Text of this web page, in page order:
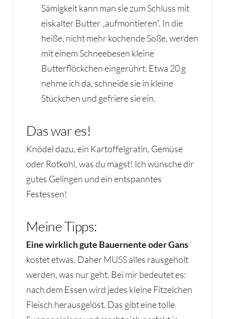
Sämigkeit kann man sie zum Schluss mit
eiskalter Butter „aufmontieren“. In die
heiße, nicht mehr kochende Soße, werden
mit einem Schneebesen kleine
Butterflöckchen eingerührt. Etwa 20 g
nehme ich da, schneide sie in kleine
Stückchen und gefriere sie ein.
Das war es!
Knödel dazu, ein Kartoffelgratin, Gemüse
oder Rotkohl, was du magst! Ich wünsche dir
gutes Gelingen und ein entspanntes
Festessen!
Meine Tipps:
Eine wirklich gute Bauernente oder Gans
kostet etwas. Daher MUSS alles rausgeholt
werden, was nur geht. Bei mir bedeutet es:
nach dem Essen wird jedes kleine Fitzelchen
Fleisch herausgelöst. Das gibt eine tolle